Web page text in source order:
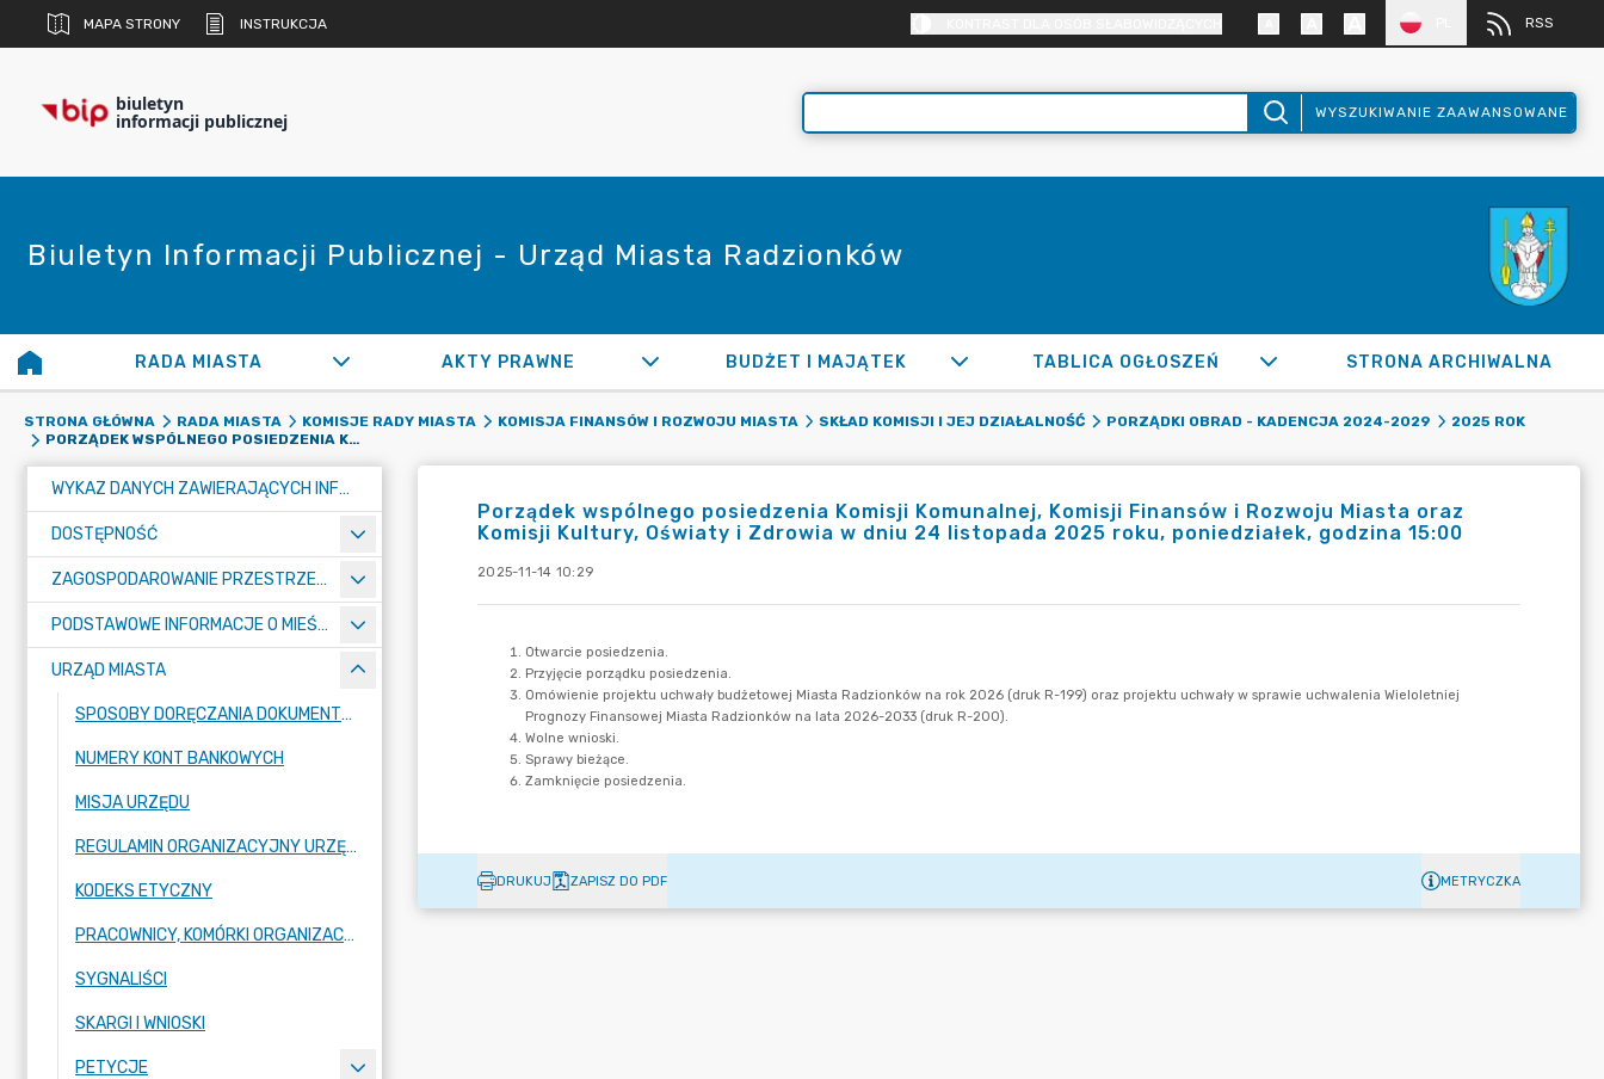
MAPA STRONY INSTRUKCJA RSS
biuletyn
informacji publicznej WYSZUKIWANIE ZAAWANSOWANE
Biuletyn Informacji Publicznej - Urząd Miasta Radzionków
RADA MIASTA AKTY PRAWNE BUDŻET I MAJĄTEK TABLICA OGŁOSZEŃ STRONA ARCHIWALNA
STRONA GŁÓWNA RADA MIASTA KOMISJE RADY MIASTA KOMISJA FINANSÓW I ROZWOJU MIASTA SKŁAD KOMISJI I JEJ DZIAŁALNOŚĆ PORZĄDKI OBRAD - KADENCJA 2024-2029
2025 ROK
PORZĄDEK WSPÓLNEGO POSIEDZENIA KOMISJI KOMUNALNEJ, KOMISJI FINANSÓW I ROZWOJU MIASTA ORAZ KOMISJI KULTURY, OŚWIATY I ZDROWIA W DNIU 24 LISTOPADA 2025 ROKU, PONIEDZIAŁEK, GODZINA 15:00
WYKAZ DANYCH ZAWIERAJĄCYCH INFORMACJE O ŚRODOWISKU I JEGO OCHRONIE
DOSTĘPNOŚĆ
ZAGOSPODAROWANIE PRZESTRZENNE
PODSTAWOWE INFORMACJE O MIEŚCIE
URZĄD MIASTA
SPOSOBY DORĘCZANIA DOKUMENTÓW DO URZĘDU MIASTA RADZIONKÓW
NUMERY KONT BANKOWYCH
MISJA URZĘDU
REGULAMIN ORGANIZACYJNY URZĘDU
KODEKS ETYCZNY
PRACOWNICY, KOMÓRKI ORGANIZACYJNE URZĘDU
SYGNALIŚCI
SKARGI I WNIOSKI
PETYCJE
Porządek wspólnego posiedzenia Komisji Komunalnej, Komisji Finansów i Rozwoju Miasta oraz
Komisji Kultury, Oświaty i Zdrowia w dniu 24 listopada 2025 roku, poniedziałek, godzina 15:00
2025-11-14 10:29
DRUKUJ ZAPISZ DO PDF METRYCZKA